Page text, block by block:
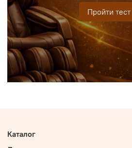
Пройти тест
Каталог